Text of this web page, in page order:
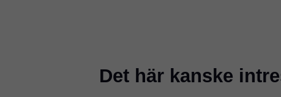
Det här kanske